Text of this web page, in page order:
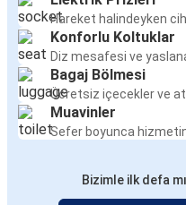
Hareket halindeyken
Konforlu Koltuklar
Diz mesafesi ve
Bagaj Bölmesi
Ücretsiz içecekler ve
Muavinler
Sefer boyunca
Bizimle ilk defa